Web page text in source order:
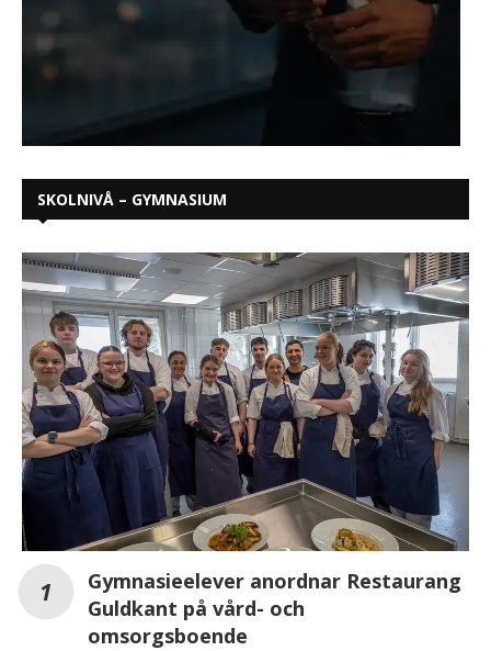
SKOLNIVÅ – GYMNASIUM
Gymnasieelever anordnar Restaurang
Guldkant på vård- och
omsorgsboende